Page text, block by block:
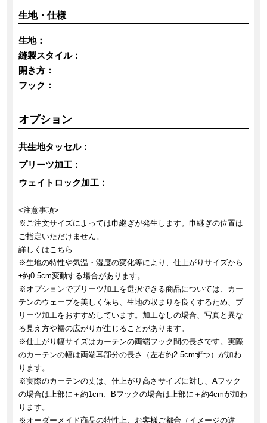
生地・仕様
生地：
縫製スタイル：
開き方：
フック：
オプション
共生地タッセル：
プリーツ加工：
ウェイトロック加工：
<注意事項>
※ご注文サイズによっては巾継ぎが発生します。巾継ぎの位置は
ご指定いただけません。
詳しくはこちら
※生地の特性や気温・湿度の変化等により、仕上がりサイズから
±約0.5cm変動する場合があります。
※オプションでプリーツ加工を選択できる商品については、カー
テンのウェーブを美しく保ち、生地の収まりを良くするため、プ
リーツ加工をおすすめしています。加工なしの場合、写真と異な
る見え方や裾の広がりが生じることがあります。
※仕上がり幅サイズはカーテンの両端フック間の長さです。実際
のカーテンの幅は両端耳部分の長さ（左右約2.5cmずつ）が加わ
ります。
※実際のカーテンの丈は、仕上がり高さサイズに対し、Aフック
の場合は上部に＋約1cm、Bフックの場合は上部に＋約4cmが加わ
ります。
※オーダーメイド商品の特性上、お客様ご都合（イメージの違